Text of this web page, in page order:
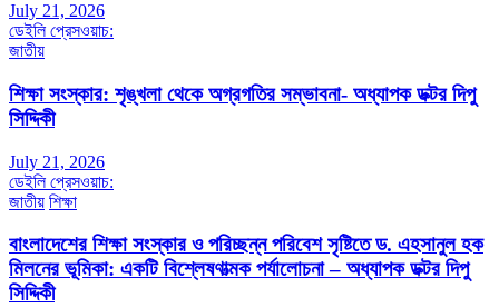
July 21, 2026
ডেইলি প্রেসওয়াচ:
জাতীয়
শিক্ষা সংস্কার: শৃঙ্খলা থেকে অগ্রগতির সম্ভাবনা- অধ্যাপক ডক্টর দিপু
সিদ্দিকী
July 21, 2026
ডেইলি প্রেসওয়াচ:
জাতীয় শিক্ষা
বাংলাদেশের শিক্ষা সংস্কার ও পরিচ্ছন্ন পরিবেশ সৃষ্টিতে ড. এহসানুল হক
মিলনের ভূমিকা: একটি বিশ্লেষণাত্মক পর্যালোচনা – অধ্যাপক ডক্টর দিপু
সিদ্দিকী